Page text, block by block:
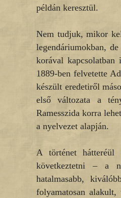
példán keresztül.
Nem tudjuk, mikor
legendáriumokban,
korával kapcsolatban
1889-ben felvetette
készült eredetiről
első változata a
Ramesszida korra
a nyelvezet alapján.
A történet hátteréül
következtetni – a
hatalmasabb,
folyamatosan